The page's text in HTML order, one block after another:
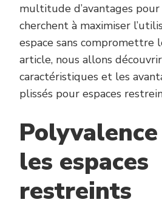
multitude d’avantages
cherchent à maximiser
espace sans compromettre
article, nous allons
caractéristiques et les
plissés pour espaces
les espaces
restreints